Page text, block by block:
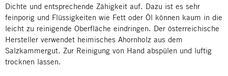
Dichte und entsprechende Zähigkeit auf. Dazu ist es sehr
feinporig und Flüssigkeiten wie Fett oder Öl können kaum in die
leicht zu reinigende Oberfläche eindringen. Der österreichische
Hersteller verwendet heimisches Ahornholz aus dem
Salzkammergut. Zur Reinigung von Hand abspülen und luftig
trocknen lassen.